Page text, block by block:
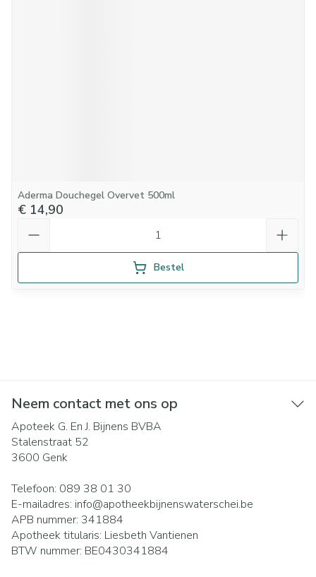
Aderma Douchegel Overvet 500ml
€ 14,90
Bestel
Neem contact met ons op
Apoteek G. En J. Bijnens BVBA
Stalenstraat 52
3600 Genk
Telefoon: 089 38 01 30
E-mailadres: info@apotheekbijnenswaterschei.be
APB nummer: 341884
Apotheek titularis: Liesbeth Vantienen
BTW nummer: BE0430341884